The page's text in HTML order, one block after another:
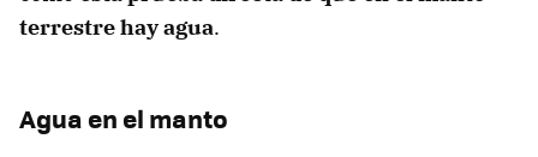
terrestre hay agua.
Agua en el manto